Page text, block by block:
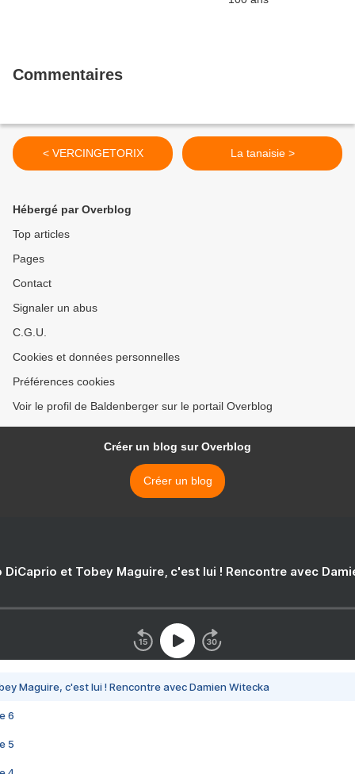
Commentaires
< VERCINGETORIX La tanaisie >
Hébergé par Overblog
Top articles
Pages
Contact
Signaler un abus
C.G.U.
Cookies et données personnelles
Préférences cookies
Voir le profil de Baldenberger sur le portail Overblog
Créer un blog sur Overblog
Créer un blog
DiCaprio et Tobey Maguire, c'est lui ! Rencontre avec
Maguire, c'est lui ! Rencontre avec Damien Witecka
6
5